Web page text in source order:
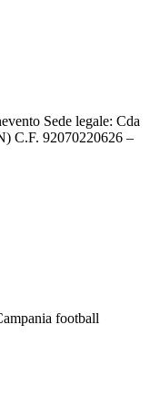
Sede legale: Cda
football